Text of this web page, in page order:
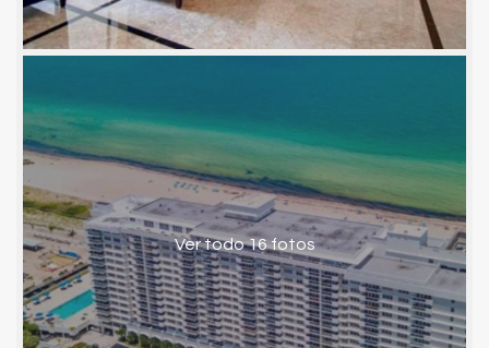
Ver todo 16 fotos